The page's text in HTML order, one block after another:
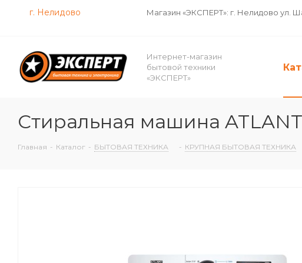
г. Нелидово Магазин «ЭКСПЕРТ»: г. Нелидово ул.
Интернет-магазин
бытовой техники
«ЭКСПЕРТ»
Стиральная машина
Главная - Каталог - БЫТОВАЯ ТЕХНИКА - КРУПНАЯ БЫТОВАЯ ТЕХНИКА